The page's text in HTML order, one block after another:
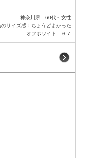
神奈川県 60代～女性
サイズ感：ちょうどよかった
オフホワイト ６７